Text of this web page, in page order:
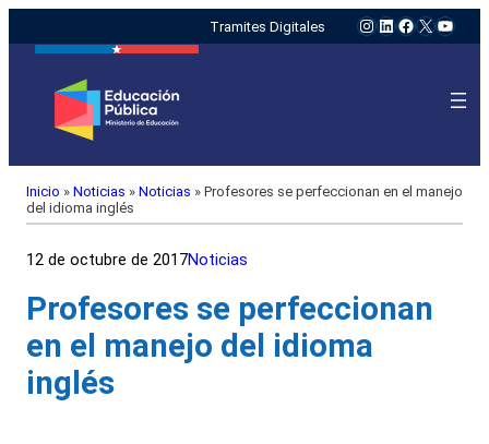
Tramites Digitales Instagram
LinkedIn
Facebook
X
Inicio » Noticias » Noticias » Profesores se perfeccionan en el manejo
del idioma inglés
12 de octubre de 2017Noticias
Profesores se perfeccionan
en el manejo del idioma
inglés